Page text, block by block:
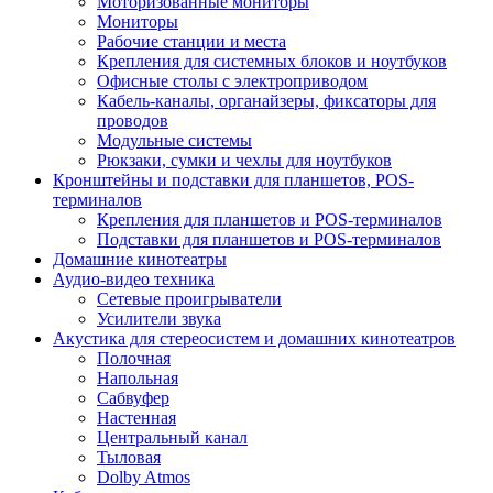
Мониторы
Рабочие станции и места
Крепления для системных блоков и ноутбуков
Офисные столы с электроприводом
Кабель-каналы, органайзеры, фиксаторы для
проводов
Модульные системы
Рюкзаки, сумки и чехлы для ноутбуков
Кронштейны и подставки для планшетов, POS-
терминалов
Крепления для планшетов и POS-терминалов
Подставки для планшетов и POS-терминалов
Домашние кинотеатры
Аудио-видео техника
Сетевые проигрыватели
Усилители звука
Акустика для стереосистем и домашних кинотеатров
Полочная
Напольная
Сабвуфер
Настенная
Центральный канал
Тыловая
Dolby Atmos